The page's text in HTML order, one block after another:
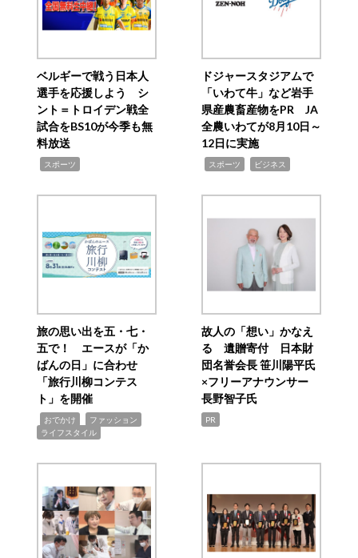
ベルギーで戦う日本人
選手を応援しよう シ
ント＝トロイデン戦全
試合をBS10が今季も無
料放送
スポーツ
ドジャースタジアムで
「いわて牛」など岩手
県産農畜産物をPR JA
全農いわてが8月10日～
12日に実施
スポーツ ビジネス
旅の思い出を五・七・
五で！ エースが「か
ばんの日」に合わせ
「旅行川柳コンテス
ト」を開催
おでかけ ファッション
ライフスタイル
故人の「想い」かなえ
る 遺贈寄付 日本財
団名誉会長 笹川陽平氏
×フリーアナウンサー
長野智子氏
PR